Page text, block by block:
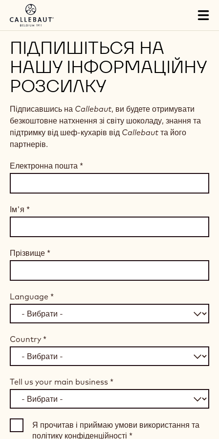
Skip to main content
ПІДПИШІТЬСЯ НА
НАШУ ІНФОРМАЦІЙНУ
РОЗСИЛКУ
Підписавшись на Callebaut, ви будете отримувати
безкоштовне натхнення зі світу шоколаду, знання та
підтримку від шеф-кухарів від Callebaut та його
партнерів.
Електронна пошта *
Ім'я *
Прізвище *
Language *
Country *
Tell us your main business *
Я прочитав і приймаю умови використання та
політику конфіденційності *